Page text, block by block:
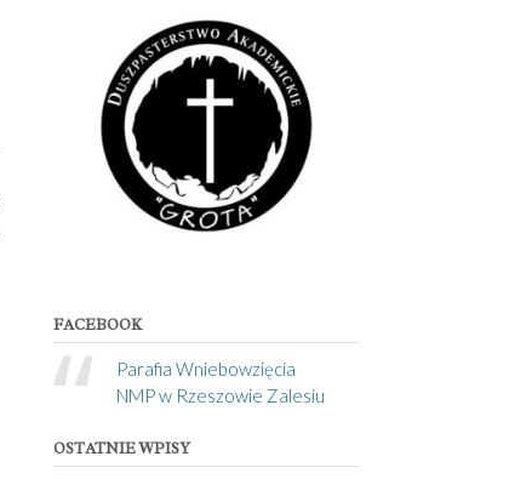
FACEBOOK
Parafia Wniebowzięcia
NMP w Rzeszowie Zalesiu
OSTATNIE WPISY